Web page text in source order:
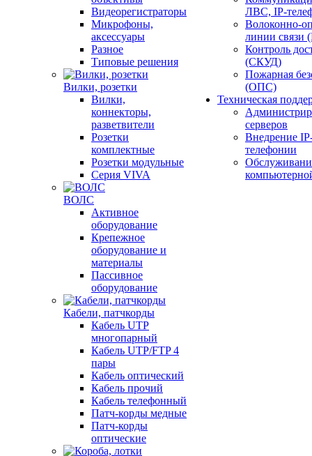
Видеорегистраторы
Микрофоны,
аксессуары
Разное
Типовые решения
Вилки, розетки
Вилки,
коннекторы,
разветвители
Розетки
комплектные
Розетки модульные
Серия VIVA
ВОЛС
Активное
оборудование
Крепежное
оборудование и
материалы
Пассивное
оборудование
Кабели, патчкорды
Кабель UTP
многопарный
Кабель UTP/FTP 4
пары
Кабель оптический
Кабель прочий
Кабель телефонный
Патч-корды медные
Патч-корды
оптические
ЛВС, IP-
Волоконно-
линии
Контроль
(СКУД)
Пожарная
(ОПС)
Техническая
серверов
Внедрение
телефонии